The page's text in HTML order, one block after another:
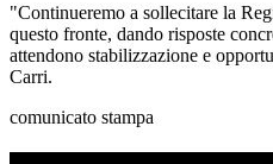
"Continueremo a sollecitare la
questo fronte, dando risposte
attendono stabilizzazione e
Carri.
comunicato stampa